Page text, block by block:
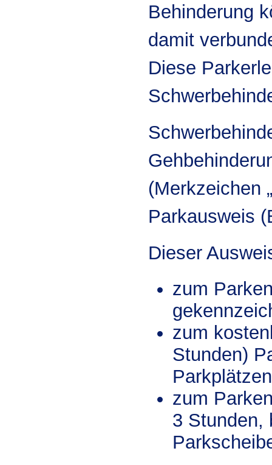
Behinderung
damit
Diese
(Merkzeichen
Parkausweis
Dieser
zum
zum
Stunden)
Parkplätzen
zum
3 Stunden,